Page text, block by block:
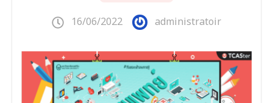
16/06/2022 administratoir